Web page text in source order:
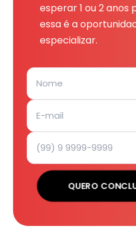
esperar 1 ou 2 anos
essa é a
especializar.
QUERO